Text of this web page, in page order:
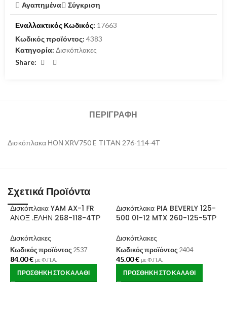
Αγαπημένα Σύγκριση
Εναλλακτικός Κωδικός: 17663
Κωδικός προϊόντος: 4383
Κατηγορία: Δισκόπλακες
Share:
ΠΕΡΙΓΡΑΦΉ
Δισκόπλακα ΗΟΝ XRV750 E TITAN 276-114-4Τ
Σχετικά Προϊόντα
Δισκόπλακα YAM AX-1 FR
ΑΝΟΞ .ΕΛΗΝ 268-118-4ΤΡ
Δισκόπλακες
Κωδικός προϊόντος 2537
84.00€ με Φ.Π.Α.
ΠΡΟΣΘΉΚΗ ΣΤΟ ΚΑΛΆΘΙ
Δισκόπλακα PIA BEVERLY 125-
500 01-12 MTX 260-125-5ΤΡ
Δισκόπλακες
Κωδικός προϊόντος 2404
45.00€ με Φ.Π.Α.
ΠΡΟΣΘΉΚΗ ΣΤΟ ΚΑΛΆΘΙ